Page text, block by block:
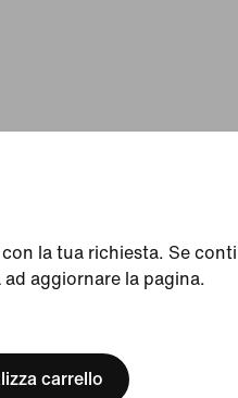
United States
la tua richiesta. Se
aggiornare la pagina.
carrello